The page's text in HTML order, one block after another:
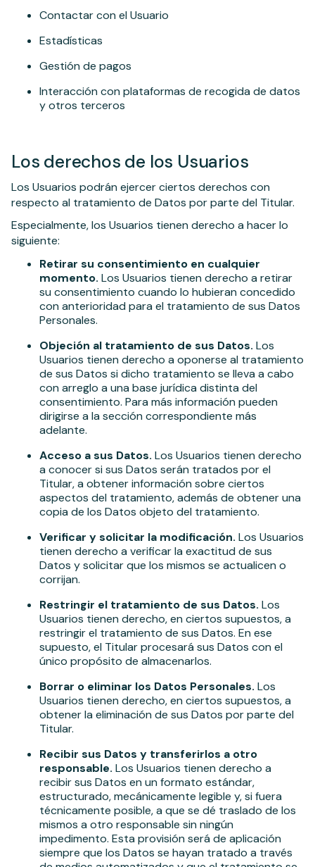
Contactar con el Usuario
Estadísticas
Gestión de pagos
Interacción con plataformas de recogida de datos
y otros terceros
Los derechos de los Usuarios
Los Usuarios podrán ejercer ciertos derechos con
respecto al tratamiento de Datos por parte del Titular.
Especialmente, los Usuarios tienen derecho a hacer lo
siguiente:
Retirar su consentimiento en cualquier
momento. Los Usuarios tienen derecho a retirar
su consentimiento cuando lo hubieran concedido
con anterioridad para el tratamiento de sus Datos
Personales.
Objeción al tratamiento de sus Datos. Los
Usuarios tienen derecho a oponerse al tratamiento
de sus Datos si dicho tratamiento se lleva a cabo
con arreglo a una base jurídica distinta del
consentimiento. Para más información pueden
dirigirse a la sección correspondiente más
adelante.
Acceso a sus Datos. Los Usuarios tienen derecho
a conocer si sus Datos serán tratados por el
Titular, a obtener información sobre ciertos
aspectos del tratamiento, además de obtener una
copia de los Datos objeto del tratamiento.
Verificar y solicitar la modificación. Los Usuarios
tienen derecho a verificar la exactitud de sus
Datos y solicitar que los mismos se actualicen o
corrijan.
Restringir el tratamiento de sus Datos. Los
Usuarios tienen derecho, en ciertos supuestos, a
restringir el tratamiento de sus Datos. En ese
supuesto, el Titular procesará sus Datos con el
único propósito de almacenarlos.
Borrar o eliminar los Datos Personales. Los
Usuarios tienen derecho, en ciertos supuestos, a
obtener la eliminación de sus Datos por parte del
Titular.
Recibir sus Datos y transferirlos a otro
responsable. Los Usuarios tienen derecho a
recibir sus Datos en un formato estándar,
estructurado, mecánicamente legible y, si fuera
técnicamente posible, a que se dé traslado de los
mismos a otro responsable sin ningún
impedimento. Esta provisión será de aplicación
siempre que los Datos se hayan tratado a través